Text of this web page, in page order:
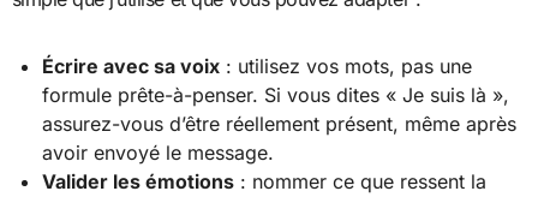
Écrire avec sa voix : utilisez vos mots, pas une
formule prête-à-penser. Si vous dites « Je suis là »,
assurez-vous d’être réellement présent, même après
avoir envoyé le message.
Valider les émotions : nommer ce que ressent la